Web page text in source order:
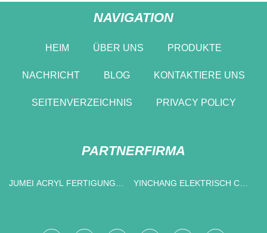
NAVIGATION
HEIM ÜBER UNS PRODUKTE
NACHRICHT BLOG KONTAKTIERE UNS
SEITENVERZEICHNIS PRIVACY POLICY
PARTNERFIRMA
JUMEI ACRYL FERTIGUNG
YINCHANG ELEKTRISCH CO.,